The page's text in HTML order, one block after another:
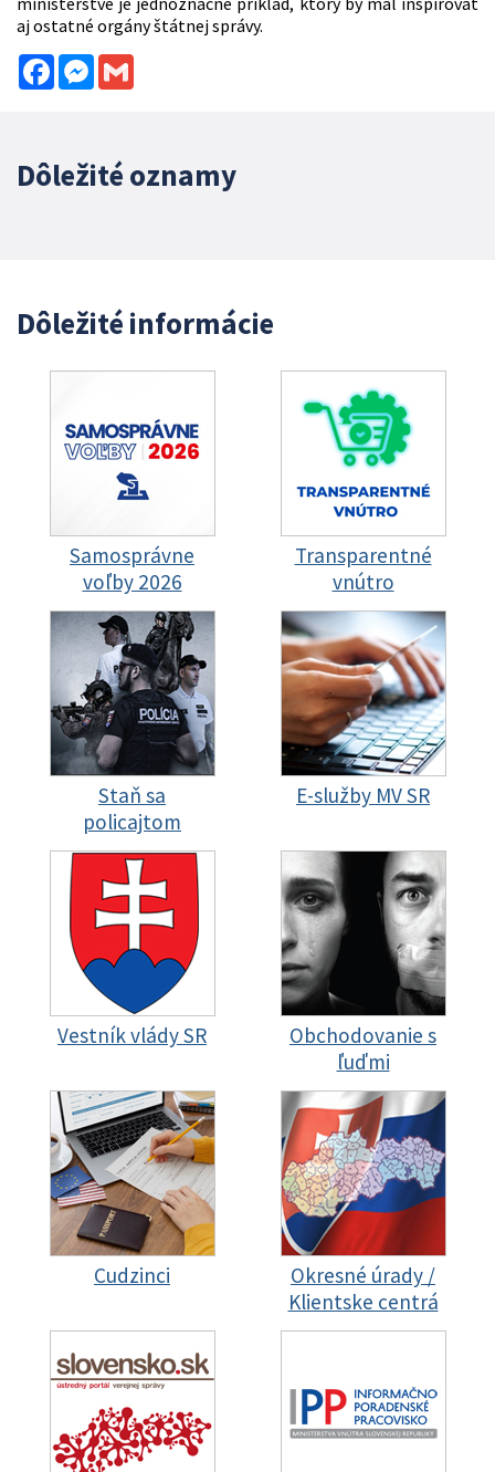
aj ostatné orgány štátnej správy.
FacebookMessenger
Dôležité oznamy
Dôležité informácie
Samosprávne
voľby 2026
Transparentné
vnútro
Staň sa
policajtom
E-služby MV SR
Vestník vlády SR
Obchodovanie s
ľuďmi
Cudzinci
Okresné úrady /
Klientske centrá